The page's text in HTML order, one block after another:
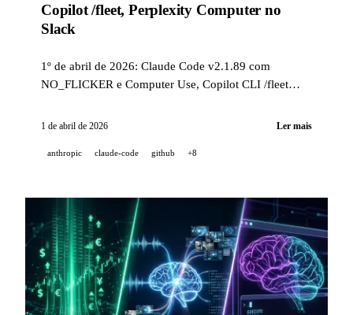
Copilot /fleet, Perplexity Computer no
Slack
1º de abril de 2026: Claude Code v2.1.89 com
NO_FLICKER e Computer Use, Copilot CLI /fleet
ao Slack, Codex CLI 0.118.0, GLM-5V-Turbo da Z.ai,
duas pegadinhas de 1º de abril.
1 de abril de 2026 Ler mais
anthropic claude-code github +8